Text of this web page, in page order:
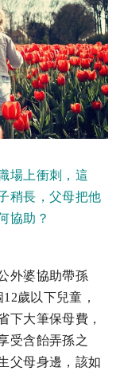
場上衝刺，這
稍長，父母把他
協助？
外婆協助帶孫
歲以下兒童，
下大筆保母費，
受含飴弄孫之
父母身邊，該如